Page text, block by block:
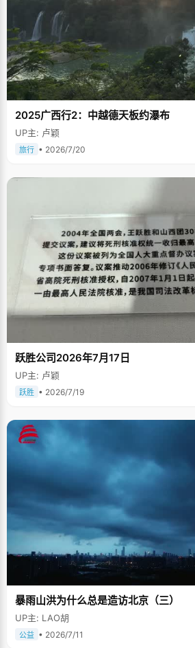
2025广西行2：中越德天板约瀑布
UP主: 卢颖
旅行 • 2026/7/20
跃胜公司2026年7月17日
UP主: 卢颖
跃胜 • 2026/7/19
暴雨山洪为什么总是造访北京（三）
UP主: LAO胡
公益 • 2026/7/11